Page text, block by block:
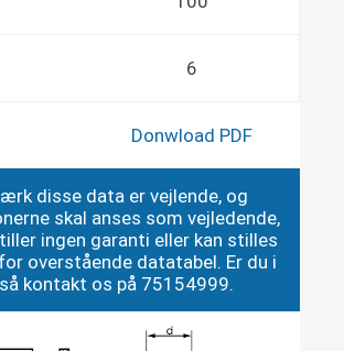
6
Donwload PDF
disse data er vejlende, og
skal anses som vejledende,
ingen garanti eller kan stilles
overstående datatabel. Er du i
kontakt os på 75154999.